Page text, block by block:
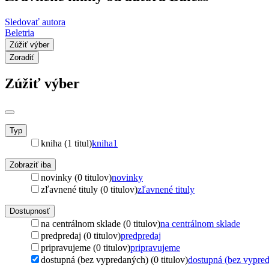
Sledovať autora
Beletria
Zúžiť výber
Zoradiť
Zúžiť výber
Typ
kniha (1 titul)kniha1
Zobraziť iba
novinky (0 titulov)novinky
zľavnené tituly (0 titulov)zľavnené tituly
Dostupnosť
na centrálnom sklade (0 titulov)na centrálnom sklade
predpredaj (0 titulov)predpredaj
pripravujeme (0 titulov)pripravujeme
dostupná (bez vypredaných) (0 titulov)dostupná (bez